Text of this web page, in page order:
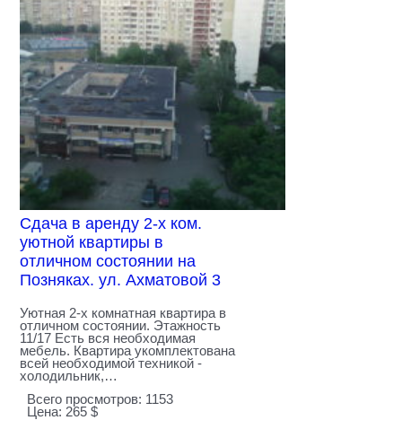
Сдача в аренду 2-х ком.
уютной квартиры в
отличном состоянии на
Позняках. ул. Ахматовой 3
Уютная 2-х комнатная квартира в
отличном состоянии. Этажность
11/17 Есть вся необходимая
мебель. Квартира укомплектована
всей необходимой техникой -
холодильник,…
Всего просмотров: 1153
Цена: 265 $